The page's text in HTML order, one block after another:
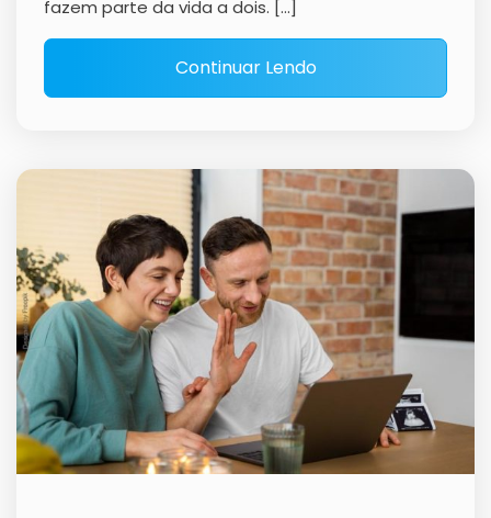
fazem parte da vida a dois. […]
Continuar Lendo